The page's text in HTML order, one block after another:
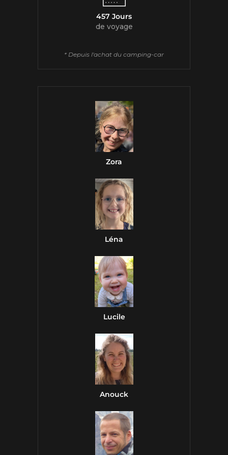
457 Jours
de voyage
* Depuis l'achat du camping-car
Zora
Léna
Lucile
Anouck